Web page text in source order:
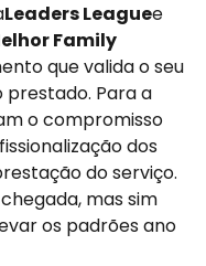
Leaders Leaguee
Family
que valida o seu
prestado. Para a
o compromisso
dos
do serviço.
mas sim
os padrões ano